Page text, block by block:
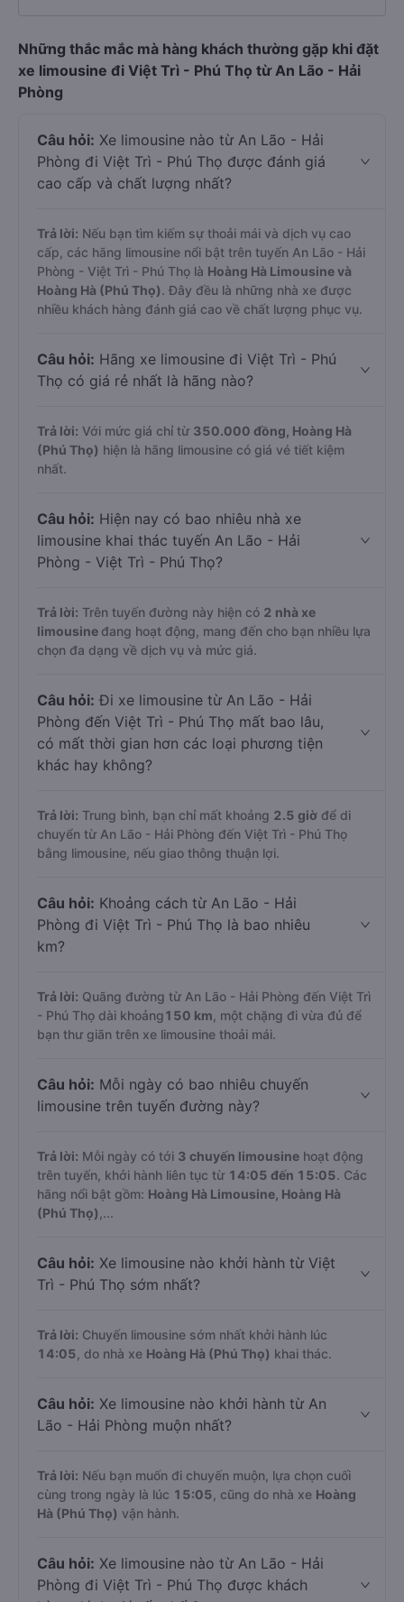
Những thắc mắc mà hàng khách thường gặp khi đặt
xe limousine đi Việt Trì - Phú Thọ từ An Lão - Hải
Phòng
Câu hỏi: Xe limousine nào từ An Lão - Hải
Phòng đi Việt Trì - Phú Thọ được đánh giá
cao cấp và chất lượng nhất?
Trả lời: Nếu bạn tìm kiếm sự thoải mái và dịch vụ cao
cấp, các hãng limousine nổi bật trên tuyến An Lão - Hải
Phòng - Việt Trì - Phú Thọ là Hoàng Hà Limousine và
Hoàng Hà (Phú Thọ). Đây đều là những nhà xe được
nhiều khách hàng đánh giá cao về chất lượng phục vụ.
Câu hỏi: Hãng xe limousine đi Việt Trì - Phú
Thọ có giá rẻ nhất là hãng nào?
Trả lời: Với mức giá chỉ từ 350.000 đồng, Hoàng Hà
(Phú Thọ) hiện là hãng limousine có giá vé tiết kiệm
nhất.
Câu hỏi: Hiện nay có bao nhiêu nhà xe
limousine khai thác tuyến An Lão - Hải
Phòng - Việt Trì - Phú Thọ?
Trả lời: Trên tuyến đường này hiện có 2 nhà xe
limousine đang hoạt động, mang đến cho bạn nhiều lựa
chọn đa dạng về dịch vụ và mức giá.
Câu hỏi: Đi xe limousine từ An Lão - Hải
Phòng đến Việt Trì - Phú Thọ mất bao lâu,
có mất thời gian hơn các loại phương tiện
khác hay không?
Trả lời: Trung bình, bạn chỉ mất khoảng 2.5 giờ để di
chuyển từ An Lão - Hải Phòng đến Việt Trì - Phú Thọ
bằng limousine, nếu giao thông thuận lợi.
Câu hỏi: Khoảng cách từ An Lão - Hải
Phòng đi Việt Trì - Phú Thọ là bao nhiêu
km?
Trả lời: Quãng đường từ An Lão - Hải Phòng đến Việt Trì
- Phú Thọ dài khoảng150 km , một chặng đi vừa đủ để
bạn thư giãn trên xe limousine thoải mái.
Câu hỏi: Mỗi ngày có bao nhiêu chuyến
limousine trên tuyến đường này?
Trả lời: Mỗi ngày có tới 3 chuyến limousine hoạt động
trên tuyến, khởi hành liên tục từ 14:05 đến 15:05. Các
hãng nổi bật gồm: Hoàng Hà Limousine, Hoàng Hà
(Phú Thọ) ,...
Câu hỏi: Xe limousine nào khởi hành từ Việt
Trì - Phú Thọ sớm nhất?
Trả lời: Chuyến limousine sớm nhất khởi hành lúc
14:05 , do nhà xe Hoàng Hà (Phú Thọ) khai thác.
Câu hỏi: Xe limousine nào khởi hành từ An
Lão - Hải Phòng muộn nhất?
Trả lời: Nếu bạn muốn đi chuyến muộn, lựa chọn cuối
cùng trong ngày là lúc 15:05 , cũng do nhà xe Hoàng
Hà (Phú Thọ) vận hành.
Câu hỏi: Xe limousine nào từ An Lão - Hải
Phòng đi Việt Trì - Phú Thọ được khách